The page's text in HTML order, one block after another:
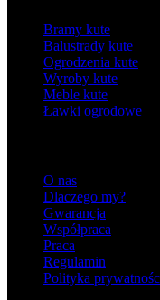
Bramy kute
Balustrady kute
Ogrodzenia kute
Wyroby kute
Meble kute
Ławki ogrodowe
O nas
Dlaczego my?
Gwarancja
Współpraca
Praca
Regulamin
Polityka